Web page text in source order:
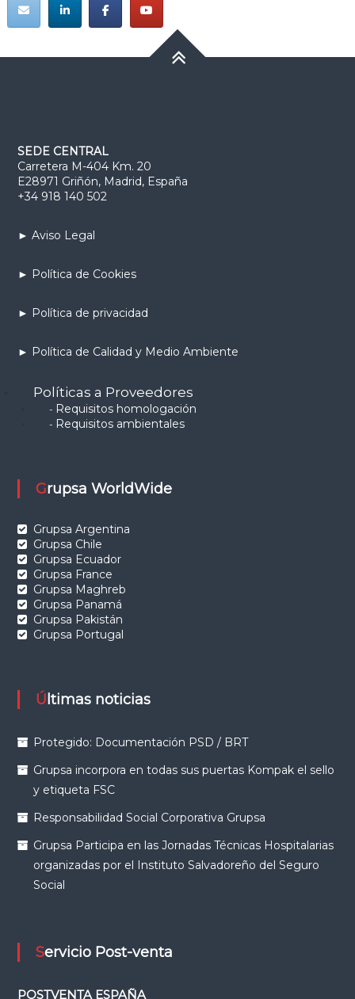
SEDE CENTRAL
Carretera M-404 Km. 20
E28971 Griñón, Madrid, España
+34 918 140 502
► Aviso Legal
► Política de Cookies
► Política de privacidad
► Política de Calidad y Medio Ambiente
Políticas a Proveedores
- Requisitos homologación
- Requisitos ambientales
Grupsa WorldWide
Grupsa Argentina
Grupsa Chile
Grupsa Ecuador
Grupsa France
Grupsa Maghreb
Grupsa Panamá
Grupsa Pakistán
Grupsa Portugal
Últimas noticias
Protegido: Documentación PSD / BRT
Grupsa incorpora en todas sus puertas Kompak el sello
y etiqueta FSC
Responsabilidad Social Corporativa Grupsa
Grupsa Participa en las Jornadas Técnicas Hospitalarias
organizadas por el Instituto Salvadoreño del Seguro
Social
Servicio Post-venta
POSTVENTA ESPAÑA